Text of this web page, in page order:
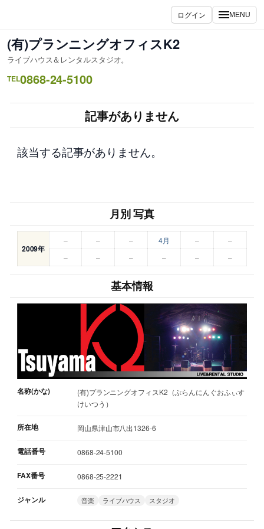
を
ス
キ
ッ
ログイン MENU
(有)プランニングオフィスK2
ライブハウス＆レンタルスタジオ。
TEL0868-24-5100
記事がありません
該当する記事がありません。
月別 写真
2009年
– – – 4月 –
–
–
– – – – –
基本情報
名称(かな)
(有)プランニングオフィスK2（ぷらんにんぐおふぃす
けいつう）
所在地 岡山県津山市八出1326-6
電話番号 0868-24-5100
FAX番号 0868-25-2221
ジャンル 音楽 ライブハウス スタジオ